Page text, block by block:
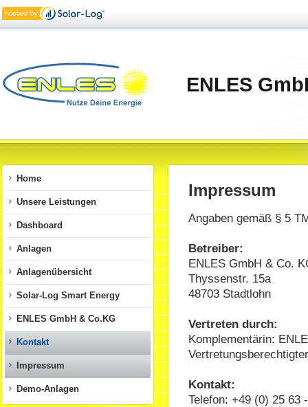
ENLES
Home
Unsere Leistungen
Dashboard
Anlagen
Anlagenübersicht
Solar-Log Smart Energy
ENLES GmbH & Co.KG
Kontakt
Impressum
Demo-Anlagen
Impressum
Angaben gemäß § 5
Betreiber:
ENLES GmbH & Co.
Thyssenstr. 15a
48703 Stadtlohn
Vertreten durch:
Komplementärin:
Kontakt:
Telefon: +49 (0) 25 63